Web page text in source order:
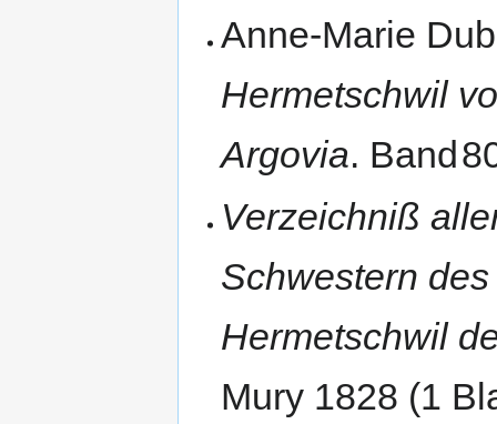
Anne-Marie
Hermetschwil
Argovia. Band
Verzeichniß
Schwestern
Hermetschwil
Mury 1828 (1